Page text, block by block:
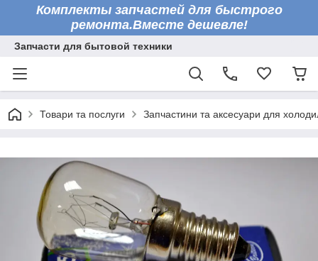
Комплекты запчастей для быстрого
ремонта.Вместе дешевле!
Запчасти для бытовой техники
Товари та послуги Запчастини та аксесуари для